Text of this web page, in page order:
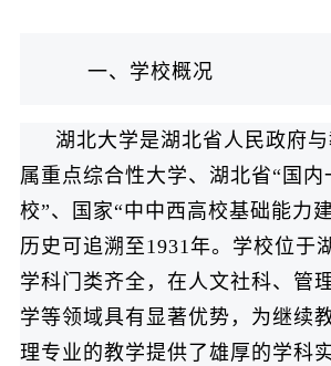
一、学校概况
湖北大学是湖北省人民政府
属重点综合性大学、湖北省“国内
校”、国家“中中西高校基础能力
历史可追溯至1931年。学校位于
学科门类齐全，在人文社科、管
学等领域具有显著优势，为继续
理专业的教学提供了雄厚的学科